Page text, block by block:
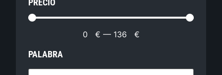
PRECIO
0 € — 136 €
PALABRA